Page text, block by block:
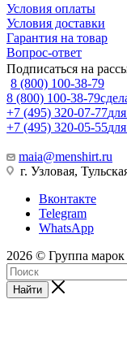
Условия оплаты
Условия доставки
Гарантия на товар
Вопрос-ответ
Подписаться на
8 (800) 100-38-79
8 (800) 100-38-79
+7 (495) 320-07-77
+7 (495) 320-05-55
maia@menshirt.ru
г. Узловая,
Вконтакте
Telegram
WhatsApp
2026 © Группа
Найти